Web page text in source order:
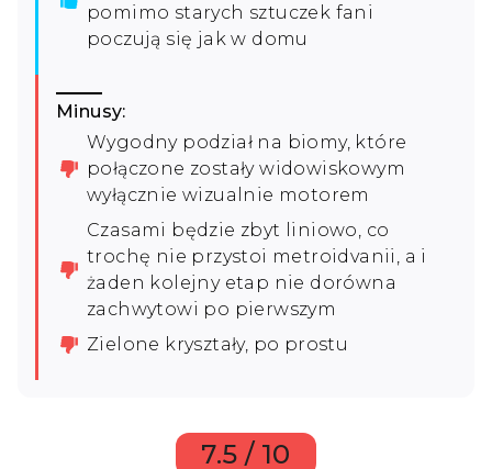
pomimo starych sztuczek fani
poczują się jak w domu
Minusy:
Wygodny podział na biomy, które
połączone zostały widowiskowym
wyłącznie wizualnie motorem
Czasami będzie zbyt liniowo, co
trochę nie przystoi metroidvanii, a i
żaden kolejny etap nie dorówna
zachwytowi po pierwszym
Zielone kryształy, po prostu
7.5 / 10